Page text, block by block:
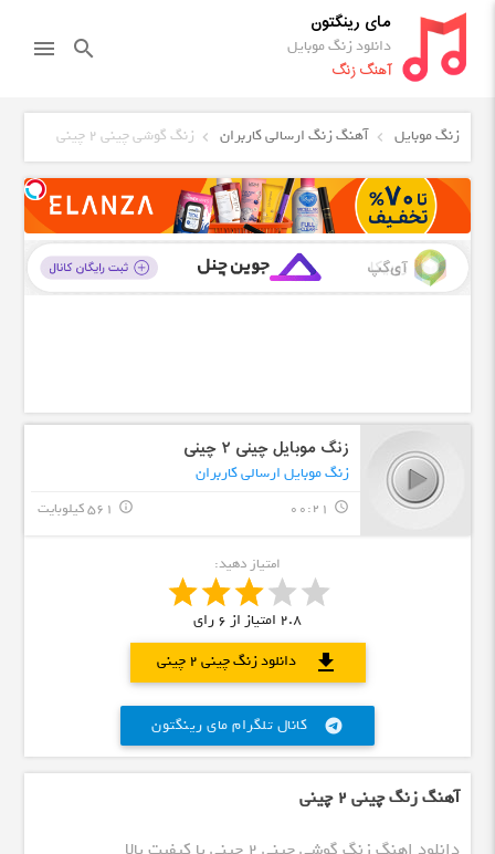
مای رینگتون
دانلود زنگ موبایل
آهنگ زنگ
search
menu
زنگ موبایل آهنگ زنگ ارسالی کاربران زنگ گوشی چینی ۲ چینی
زنگ موبایل چینی ۲ چینی
زنگ موبایل ارسالی کاربران
query_builder
00:21 561 کیلوبایت info_outline
امتیاز دهید:
2.8 امتیاز از6رای
دانلود زنگ چینی ۲ چینی
download
کانال تلگرام مای رینگتون telegram
آهنگ زنگ چینی ۲ چینی